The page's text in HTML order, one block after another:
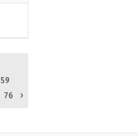
59
76 ›